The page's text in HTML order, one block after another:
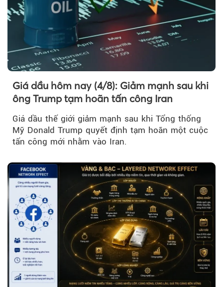
Giá dầu hôm nay (4/8): Giảm mạnh sau khi
ông Trump tạm hoãn tấn công Iran
Giá dầu thế giới giảm mạnh sau khi Tổng thống
Mỹ Donald Trump quyết định tạm hoãn một cuộc
tấn công mới nhằm vào Iran.